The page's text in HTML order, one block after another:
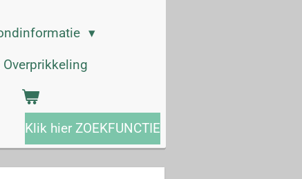
Overprikkeling
Klik hier ZOEKFUNCTIE